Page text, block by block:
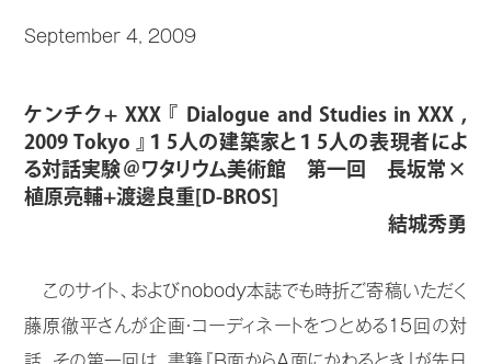
September 4, 2009
ケンチク+ XXX 『 Dialogue and Studies in XXX ,
2009 Tokyo 』１5人の建築家と１5人の表現者によ
る対話実験＠ワタリウム美術館 第一回 長坂常×
植原亮輔+渡邊良重[D-BROS]
結城秀勇
このサイト、およびnobody本誌でも時折ご寄稿いただく
藤原徹平さんが企画・コーディネートをつとめる15回の対